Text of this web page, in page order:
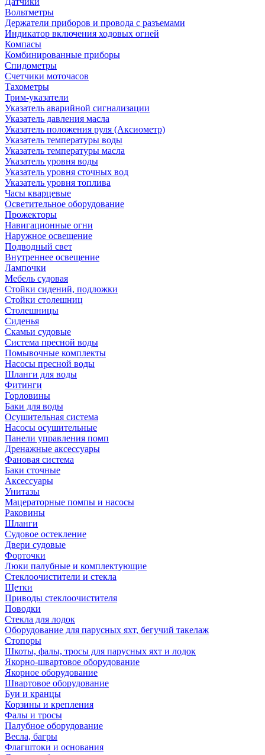
Вольтметры
Держатели приборов и провода с разъемами
Индикатор включения ходовых огней
Компасы
Комбинированные приборы
Спидометры
Счетчики моточасов
Тахометры
Трим-указатели
Указатель аварийной сигнализации
Указатель давления масла
Указатель положения руля (Аксиометр)
Указатель температуры воды
Указатель температуры масла
Указатель уровня воды
Указатель уровня сточных вод
Указатель уровня топлива
Часы кварцевые
Осветительное оборудование
Прожекторы
Навигационные огни
Наружное освещение
Подводный свет
Внутреннее освещение
Лампочки
Мебель судовая
Стойки сидений, подложки
Стойки столешниц
Столешницы
Сиденья
Скамьи судовые
Система пресной воды
Помывочные комплекты
Насосы пресной воды
Шланги для воды
Фитинги
Горловины
Баки для воды
Осушительная система
Насосы осушительные
Панели управления помп
Дренажные аксессуары
Фановая система
Баки сточные
Аксессуары
Унитазы
Мацераторные помпы и насосы
Раковины
Шланги
Судовое остекление
Двери судовые
Форточки
Люки палубные и комплектующие
Стеклоочистители и стекла
Щетки
Приводы стеклоочистителя
Поводки
Стекла для лодок
Оборудование для парусных яхт, бегучий такелаж
Стопоры
Шкоты, фалы, тросы для парусных яхт и лодок
Якорно-швартовое оборудование
Якорное оборудование
Швартовое оборудование
Буи и кранцы
Корзины и крепления
Фалы и тросы
Палубное оборудование
Весла, багры
Флагштоки и основания